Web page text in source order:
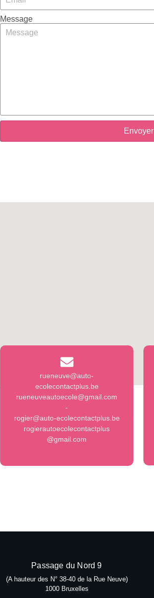
Message
Envoyer
rueneuve@auto-
ecolecontactplus.be
rueneuveautoecole@gmail.com
-
rogier@auto-ecolecontactplus.be
rogierautoecolecontactplus
@gmail.com
Passage du Nord 9
(A hauteur des N° 38-40 de la Rue Neuve)
1000 Bruxelles